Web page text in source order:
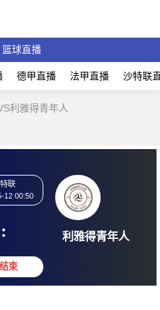
篮球直播
德甲直播 法甲直播 沙特联
利雅得青年人
2026-05-12 00:50
: 利雅得